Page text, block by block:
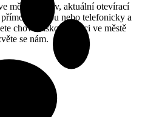
městě Přerov, aktuální otevírací
na webu nebo telefonicky a
chovatelskou stanici ve městě
se nám.